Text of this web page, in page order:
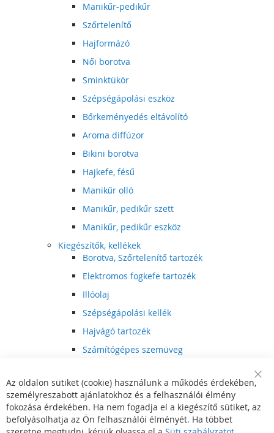
Manikűr-pedikűr
Szőrtelenítő
Hajformázó
Női borotva
Sminktükör
Szépségápolási eszköz
Bőrkeményedés eltávolító
Aroma diffúzor
Bikini borotva
Hajkefe, fésű
Manikűr olló
Manikűr, pedikűr szett
Manikűr, pedikűr eszköz
Kiegészítők, kellékek
Borotva, Szőrtelenítő tartozék
Elektromos fogkefe tartozék
Illóolaj
Szépségápolási kellék
Hajvágó tartozék
Számítógépes szemüveg
Hajvágó kiegészítő
Szórakoztató elektronika
Multimédia
DVD, BluRay lejátszó
Bar
Az oldalon sütiket (cookie) használunk a működés érdekében,
személyreszabott ajánlatokhoz és a felhasználói élmény
fokozása érdekében. Ha nem fogadja el a kiegészítő sütiket, az
befolyásolhatja az Ön felhasználói élményét. Ha többet